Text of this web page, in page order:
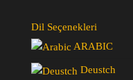
Dil Seçenekleri
ARABIC
Deustch